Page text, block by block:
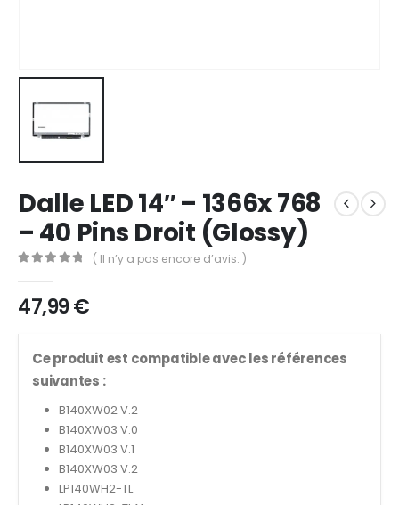
Dalle LED 14″ – 1366x 768
– 40 Pins Droit (Glossy)
( Il n’y a pas encore d’avis. )
47,99€
Ce produit est compatible avec les références
suivantes :
B140XW02 V.2
B140XW03 V.0
B140XW03 V.1
B140XW03 V.2
LP140WH2-TL